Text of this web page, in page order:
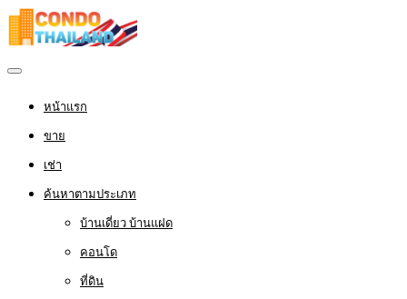
หน้าแรก
ขาย
เช่า
ค้นหาตามประเภท
บ้านเดี่ยว บ้านแฝด
คอนโด
ที่ดิน